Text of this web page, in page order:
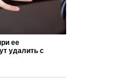
ее
удалить с